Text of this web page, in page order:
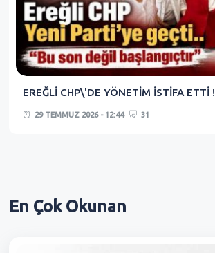
EREĞLİ CHP\'DE YÖNETİM İSTİFA ETTİ !
29 TEMMUZ 2026 - 12:44 31
En ÇokOkunan